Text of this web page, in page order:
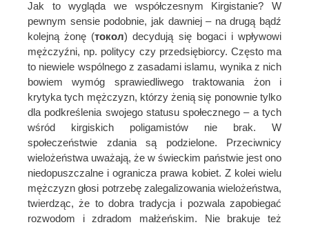
Jak to wygląda we współczesnym Kirgistanie? W
pewnym sensie podobnie, jak dawniej – na drugą bądź
kolejną żonę (токол) decydują się bogaci i wpływowi
mężczyźni, np. politycy czy przedsiębiorcy. Często ma
to niewiele wspólnego z zasadami islamu, wynika z nich
bowiem wymóg sprawiedliwego traktowania żon i
krytyka tych mężczyzn, którzy żenią się ponownie tylko
dla podkreślenia swojego statusu społecznego – a tych
wśród kirgiskich poligamistów nie brak. W
społeczeństwie zdania są podzielone. Przeciwnicy
wielożeństwa uważają, że w świeckim państwie jest ono
niedopuszczalne i ogranicza prawa kobiet. Z kolei wielu
mężczyzn głosi potrzebę zalegalizowania wielożeństwa,
twierdząc, że to dobra tradycja i pozwala zapobiegać
rozwodom i zdradom małżeńskim. Nie brakuje też